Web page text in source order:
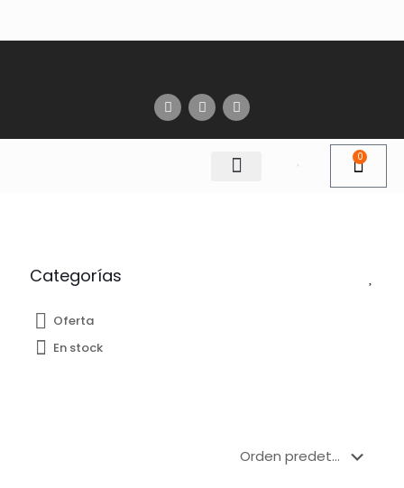
0
Categorías
Oferta
En stock